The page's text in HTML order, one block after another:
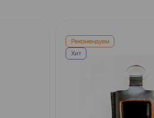
Рекомендуем
Хит